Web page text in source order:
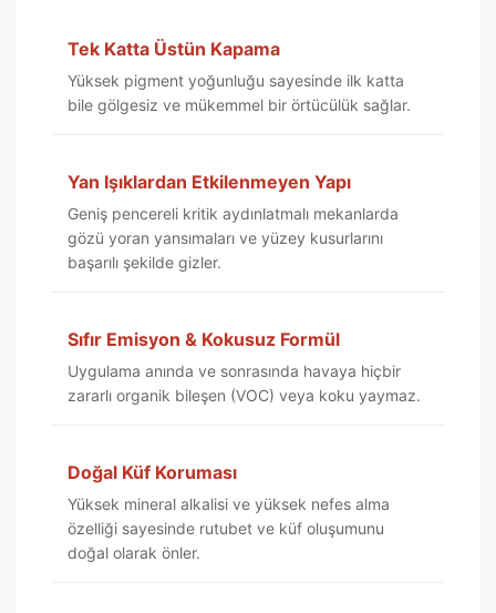
Tek Katta Üstün Kapama
Yüksek pigment yoğunluğu sayesinde ilk katta
bile gölgesiz ve mükemmel bir örtücülük sağlar.
Yan Işıklardan Etkilenmeyen Yapı
Geniş pencereli kritik aydınlatmalı mekanlarda
gözü yoran yansımaları ve yüzey kusurlarını
başarılı şekilde gizler.
Sıfır Emisyon & Kokusuz Formül
Uygulama anında ve sonrasında havaya hiçbir
zararlı organik bileşen (VOC) veya koku yaymaz.
Doğal Küf Koruması
Yüksek mineral alkalisi ve yüksek nefes alma
özelliği sayesinde rutubet ve küf oluşumunu
doğal olarak önler.